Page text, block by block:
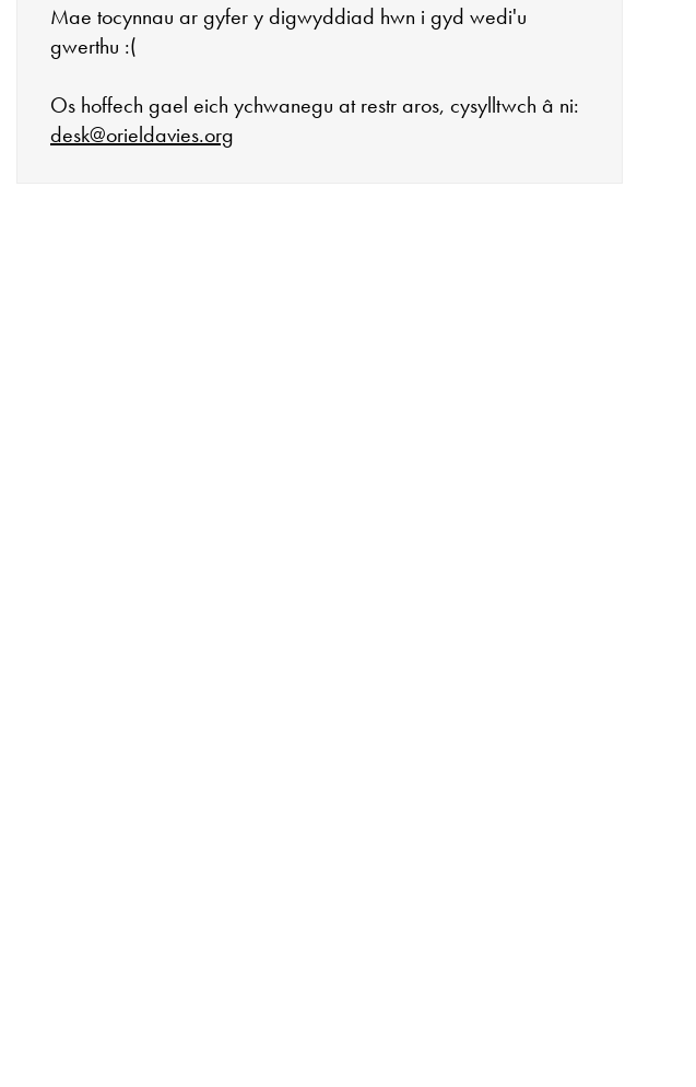
Mae tocynnau ar gyfer y digwyddiad hwn i gyd wedi'u
gwerthu :(
Os hoffech gael eich ychwanegu at restr aros, cysylltwch â ni:
desk@orieldavies.org